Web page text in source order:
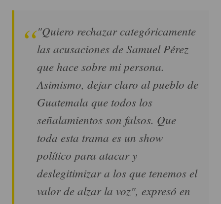
"Quiero rechazar categóricamente
las acusaciones de Samuel Pérez
que hace sobre mi persona.
Asimismo, dejar claro al pueblo de
Guatemala que todos los
señalamientos son falsos. Que
toda esta trama es un show
político para atacar y
deslegitimizar a los que tenemos el
valor de alzar la voz", expresó en